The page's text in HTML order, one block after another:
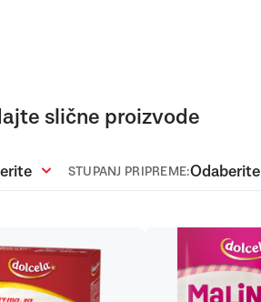
slične proizvode
STUPANJ PRIPREME:Odaberite